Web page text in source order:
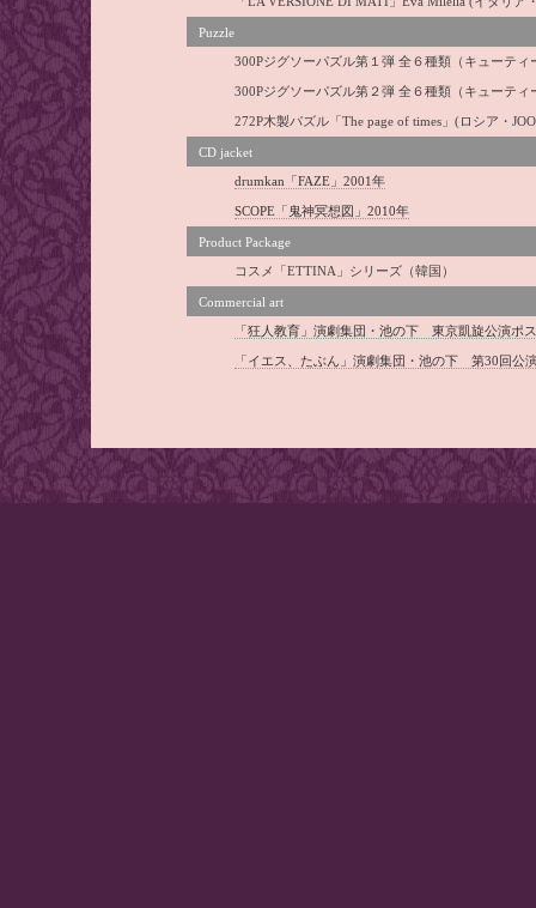
Puzzle
300Pジグソーパズル第１弾 全６種類（キューティ
300Pジグソーパズル第２弾 全６種類（キューティ
272P木製パズル「The page of times」(ロシア・
CD jacket
drumkan「FAZE」2001年
SCOPE「鬼神冥想図」2010年
Product Package
コスメ「ETTINA」シリーズ（韓国）
Commercial art
「狂人教育」演劇集団・池の下 東京凱旋公演ポ
「イエス、たぶん」演劇集団・池の下 第30回公